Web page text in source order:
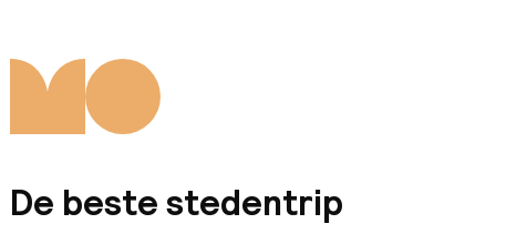
De beste stedentrip